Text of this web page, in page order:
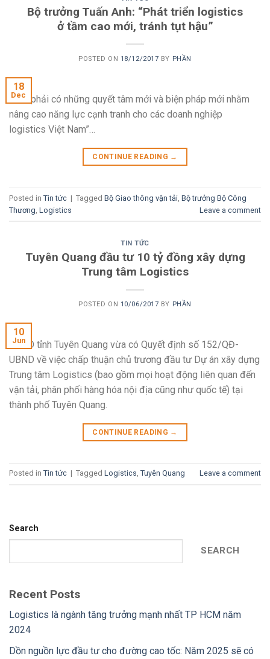
Bộ trưởng Tuấn Anh: “Phát triển logistics
ở tầm cao mới, tránh tụt hậu”
POSTED ON 18/12/2017 BY PHẦN
18
Dec
“Cần phải có những quyết tâm mới và biện pháp mới nhằm
nâng cao năng lực cạnh tranh cho các doanh nghiệp
logistics Việt Nam”…
CONTINUE READING →
Posted in Tin tức | Tagged Bộ Giao thông vận tải Bộ trưởng Bộ Công
Thương Logistics Leave a comment
TIN TỨC
Tuyên Quang đầu tư 10 tỷ đồng xây dựng
Trung tâm Logistics
POSTED ON 10/06/2017 BY PHẦN
10
Jun
UBND tỉnh Tuyên Quang vừa có Quyết định số 152/QĐ-
UBND về việc chấp thuận chủ trương đầu tư Dự án xây dựng
Trung tâm Logistics (bao gồm mọi hoạt động liên quan đến
vận tải, phân phối hàng hóa nội địa cũng như quốc tế) tại
thành phố Tuyên Quang.
CONTINUE READING →
Posted in Tin tức | Tagged Logistics, Tuyên Quang Leave a comment
Search
SEARCH
Recent Posts
Logistics là ngành tăng trưởng mạnh nhất TP HCM năm
2024
Dồn nguồn lực đầu tư cho đường cao tốc: Năm 2025 sẽ có